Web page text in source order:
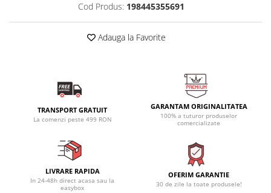
Cod Produs: 198445355691
Adauga la Favorite
TRANSPORT GRATUIT
La comenzi peste 499 RON
GARANTAM ORIGINALITATEA
100% a tuturor produselor
comercializate
LIVRARE RAPIDA
In 24-48h direct acasa sau la
easybox
OFERIM GARANTIE
30 de zile la toate produsele!